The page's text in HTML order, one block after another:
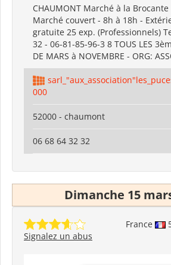
CHAUMONT Marché à la
Marché couvert - 8h à 18h -
gratuite 25 exp. (Professionnels)
32 - 06-81-85-96-3 8 TOUS LES
DE MARS à NOVEMBRE - ORG:
000
52000 - chaumont
06 68 64 32 32
Dimanche 15
France
Signalez un abus